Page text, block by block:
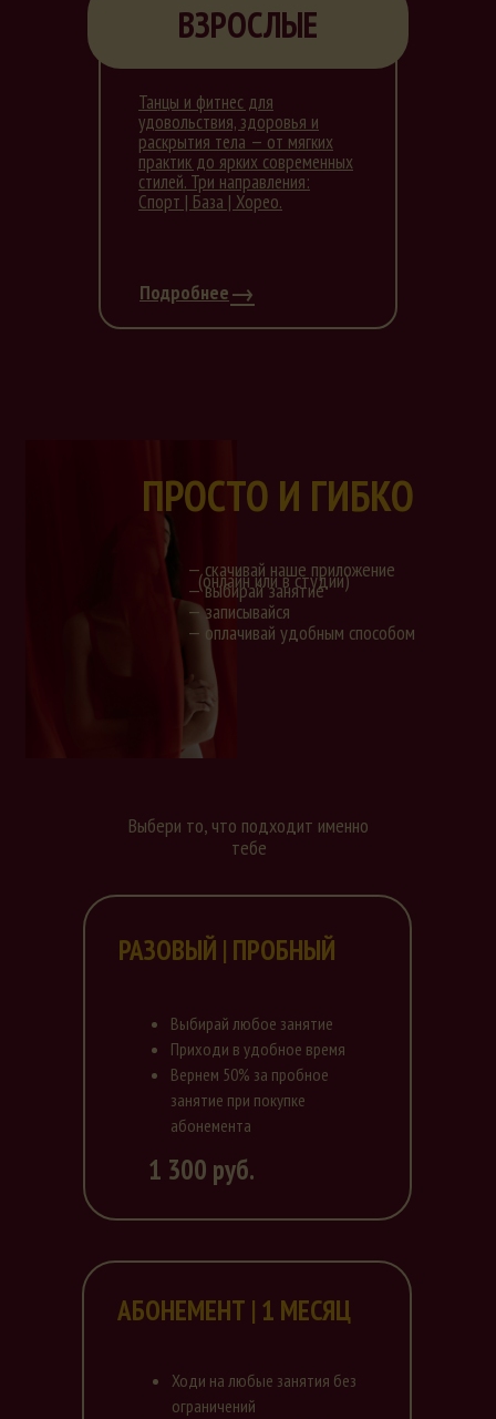
→
Подробнее
Танцы и фитнес для
удовольствия, здоровья и
раскрытия тела — от мягких
практик до ярких современных
стилей. Три направления:
Спорт | База | Хорео.
ВЗРОСЛЫЕ
Выбери то, что подходит именно
тебе
ПРОСТО И ГИБКО
— скачивай наше приложение
— выбирай занятие
— записывайся
— оплачивай удобным способом
(онлайн или в студии)
Ходи на любые занятия без
ограничений
АБОНЕМЕНТ | 1 МЕСЯЦ
1 300 руб.
Выбирай любое занятие
Приходи в удобное время
Вернем 50% за пробное
занятие при покупке
абонемента
РАЗОВЫЙ | ПРОБНЫЙ